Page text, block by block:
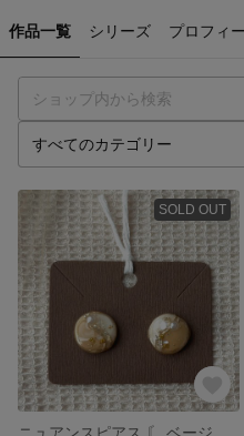
作品一覧 シリーズ プロフィ
SOLD OUT